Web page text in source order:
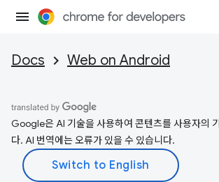
Docs Web on Android
Google은 AI 기술을 사용하여 콘텐츠를 사용자의
다. AI 번역에는 오류가 있을 수 있습니다.